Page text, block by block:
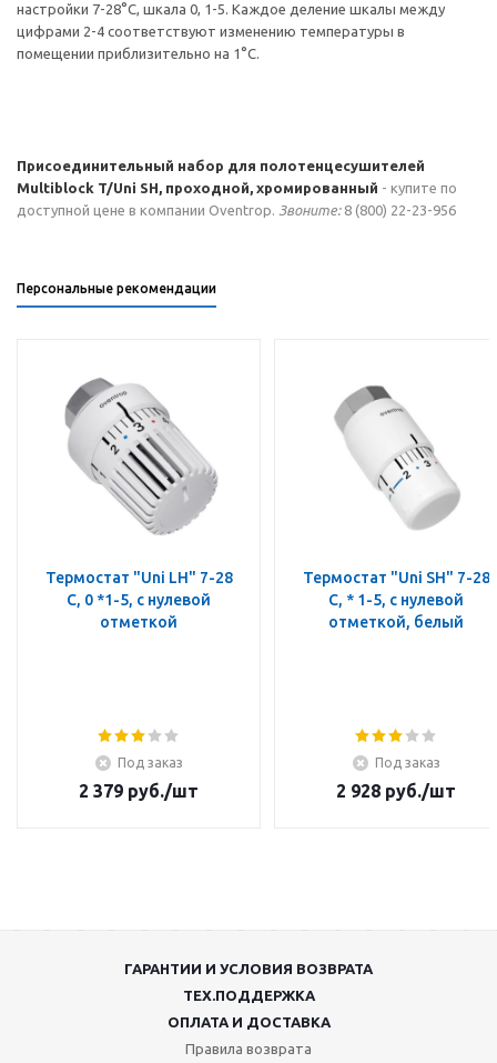
настройки 7-28°С, шкала 0, 1-5. Каждое деление шкалы между
цифрами 2-4 соответствуют изменению температуры в
помещении приблизительно на 1°С.
Присоединительный набор для полотенцесушителей
Multiblock T/Uni SH, проходной, хромированный - купите по
доступной цене в компании Oventrop. Звоните:8 (800) 22-23-956
Персональные рекомендации
Термостат "Uni LH" 7-28
C, 0 *1-5, с нулевой
отметкой
Под заказ
2 379 руб./шт
Термостат "Uni SH" 7-28
C, * 1-5, с нулевой
отметкой, белый
Под заказ
2 928 руб./шт
ГАРАНТИИ И УСЛОВИЯ ВОЗВРАТА
ТЕХ.ПОДДЕРЖКА
ОПЛАТА И ДОСТАВКА
Правила возврата